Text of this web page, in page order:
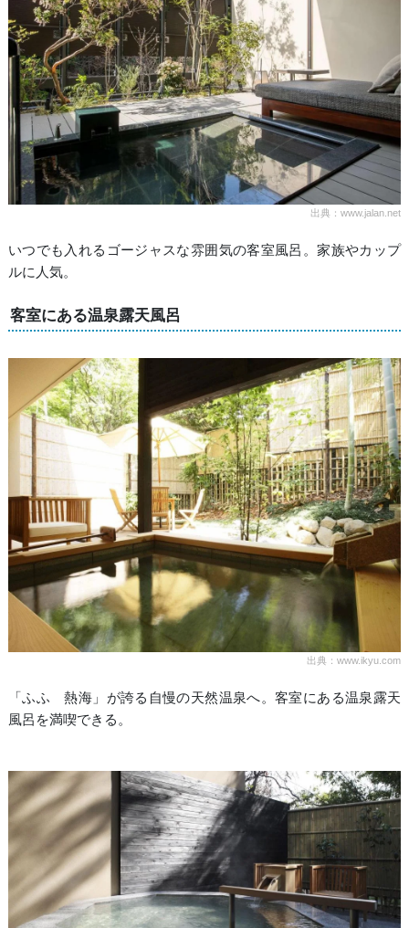
出典：www.jalan.net
いつでも入れるゴージャスな雰囲気の客室風呂。家族やカップ
ルに人気。
客室にある温泉露天風呂
出典：www.ikyu.com
「ふふ 熱海」が誇る自慢の天然温泉へ。客室にある温泉露天
風呂を満喫できる。